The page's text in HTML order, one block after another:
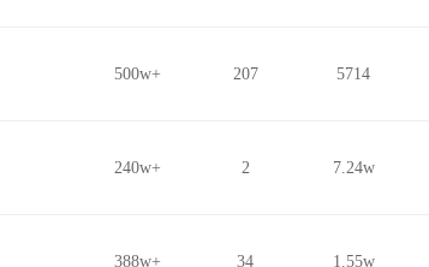
500w+ 207 5714
240w+ 2 7.24w
388w+ 34 1.55w